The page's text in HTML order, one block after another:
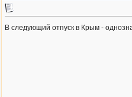
В следующий отпуск в Крым -